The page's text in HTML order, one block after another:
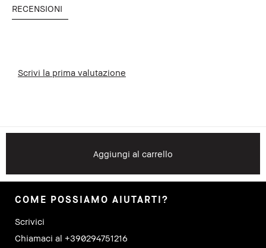
RECENSIONI
Scrivi la prima valutazione
Aggiungi al carrello
COME POSSIAMO AIUTARTI?
Scrivici
Chiamaci al +390294751216